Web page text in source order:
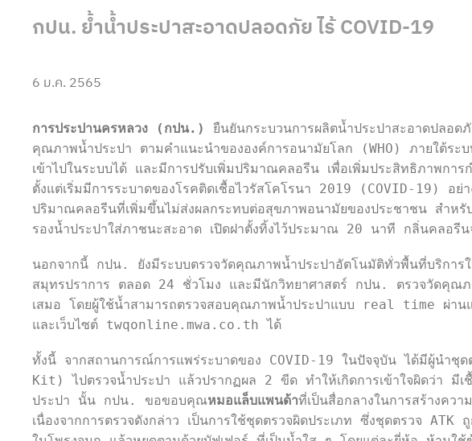
กปน. ย้ำน้ำประปาสะอาดปลอดภัย ไร้ COVID-19
6 ม.ค. 2565
การประปานครหลวง (กปน.)
ยืนยันกระบวนการผลิตน้ำประปาสะอาดปลอด
คุณภาพน้ำประปา ตามคำแนะนำขององค์การอนามัยโลก (WHO) ภายใต้ระ
เข้าไปในระบบได้ และมีการปรับเพิ่มปริมาณคลอรีน เพื่อเพิ่มประสิทธิภาพการ
ตั้งแต่เริ่มมีการระบาดของโรคติดเชื้อไวรัสโคโรนา 2019 (COVID-19) อย่
ปริมาณคลอรีนที่เพิ่มขึ้นไม่ส่งผลกระทบต่อสุขภาพอนามัยของประชาชน สำห
รองน้ำประปาใส่ภาชนะสะอาด เปิดฝาตั้งทิ้งไว้ประมาณ 20 นาที กลิ่นคลอรีน
นอกจากนี้ กปน. ยังมีระบบตรวจวัดคุณภาพน้ำประปาอัตโนมัติทั่วพื้นที่บริการ
สมุทรปราการ ตลอด 24 ชั่วโมง และมีนักวิทยาศาสตร์ กปน. ตรวจวัดคุณภ
เสมอ โดยผู้ใช้น้ำสามารถตรวจสอบคุณภาพน้ำประปาแบบ real time ผ่าน
และเว็บไซต์ twqonline.mwa.co.th ได้
ทั้งนี้ จากสถานการณ์การแพร่ระบาดของ COVID-19 ในปัจจุบัน ได้มีผู้นำ
Kit) ไปตรวจน้ำประปา แล้วปรากฏผล 2 ขีด ทำให้เกิดการเข้าใจผิดว่า มีเ
ประปา นั้น กปน. ขอขอบคุณหมอแล็บแพนด้าที่เป็นสื่อกลางในการสร้างคว
เนื่องจากการตรวจดังกล่าว เป็นการใช้ชุดตรวจผิดประเภท ซึ่งชุดตรวจ ATK